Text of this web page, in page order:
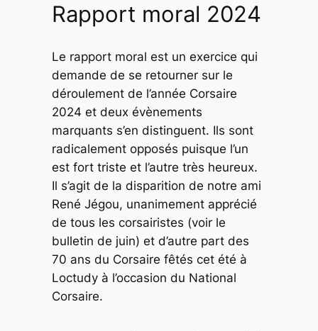
Rapport moral 2024
Le rapport moral est un exercice qui
demande de se retourner sur le
déroulement de l’année Corsaire
2024 et deux évènements
marquants s’en distinguent. Ils sont
radicalement opposés puisque l’un
est fort triste et l’autre très heureux.
Il s’agit de la disparition de notre ami
René Jégou, unanimement apprécié
de tous les corsairistes (voir le
bulletin de juin) et d’autre part des
70 ans du Corsaire fêtés cet été à
Loctudy à l’occasion du National
Corsaire.